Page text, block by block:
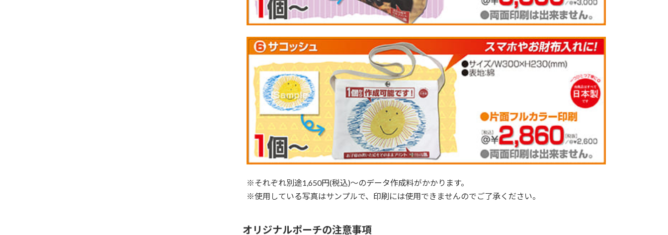
※それぞれ別途1,650円(税込)～のデータ作成料がかかります。
※使用している写真はサンプルで、印刷には使用できませんのでご了承ください。
オリジナルポーチの注意事項